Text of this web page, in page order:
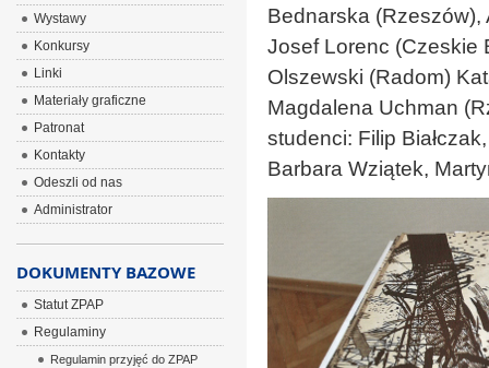
Bednarska (Rzeszów),
Josef Lorenc (Czeskie
Olszewski (Radom)
Magdalena Uchman
studenci: Filip
Barbara Wziątek,
Wystawy
Konkursy
Linki
Materiały graficzne
Patronat
Kontakty
Odeszli od nas
Administrator
DOKUMENTY BAZOWE
Statut ZPAP
Regulaminy
Regulamin przyjęć do ZPAP